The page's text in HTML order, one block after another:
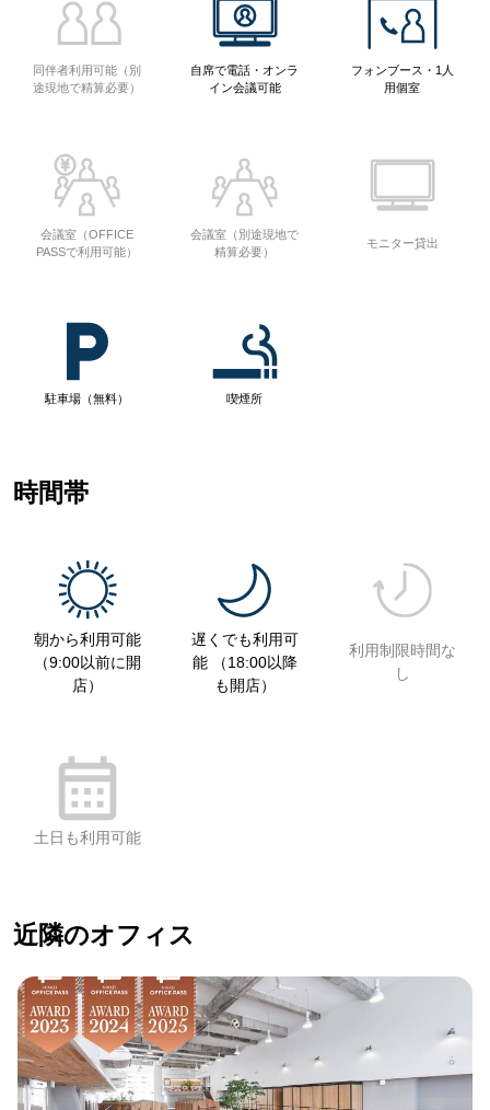
同伴者利用可能（別
途現地で精算必要）
自席で電話・オンラ
イン会議可能
フォンブース・1人
用個室
会議室（OFFICE
PASSで利用可能）
会議室（別途現地で
精算必要）
モニター貸出
駐車場（無料） 喫煙所
時間帯
朝から利用可能
（9:00以前に開
店）
遅くでも利用可
能 （18:00以降
も開店）
利用制限時間な
し
土日も利用可能
近隣のオフィス